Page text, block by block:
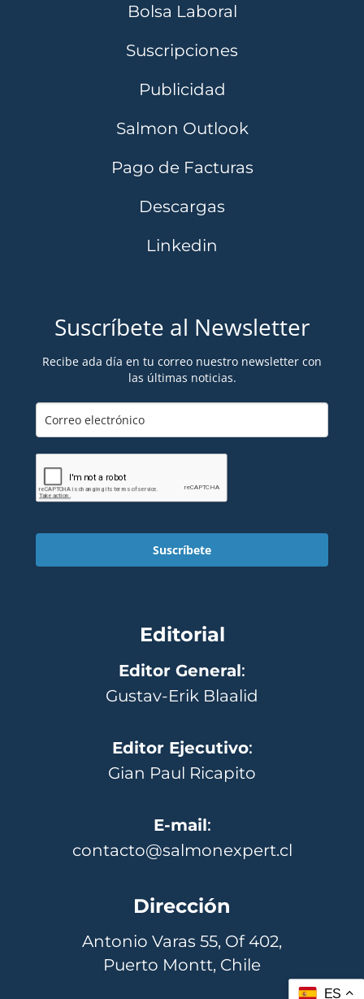
Bolsa Laboral
Suscripciones
Publicidad
Salmon Outlook
Pago de Facturas
Descargas
Linkedin
Suscríbete al Newsletter
Recibe ada día en tu correo nuestro newsletter con
las últimas noticias.
Suscríbete
Editorial
Editor General:
Gustav-Erik Blaalid
Editor Ejecutivo:
Gian Paul Ricapito
E-mail:
contacto@salmonexpert.cl
Dirección
Antonio Varas 55, Of 402,
Puerto Montt, Chile
ES